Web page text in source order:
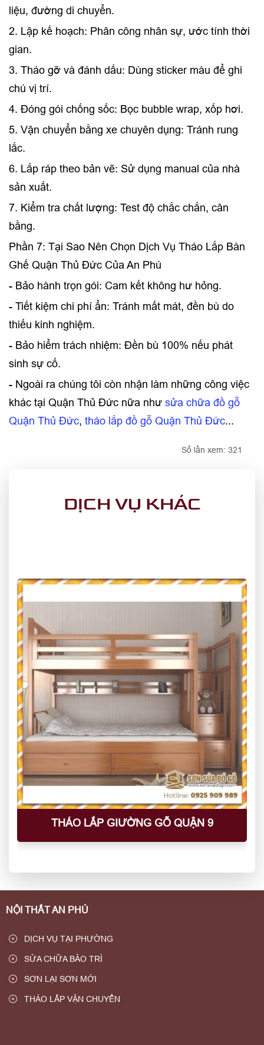
liệu, đường di chuyển.
2. Lập kế hoạch: Phân công nhân sự, ước tính thời
gian.
3. Tháo gỡ và đánh dấu: Dùng sticker màu để ghi
chú vị trí.
4. Đóng gói chống sốc: Bọc bubble wrap, xốp hơi.
5. Vận chuyển bằng xe chuyên dụng: Tránh rung
lắc.
6. Lắp ráp theo bản vẽ: Sử dụng manual của nhà
sản xuất.
7. Kiểm tra chất lượng: Test độ chắc chắn, cân
bằng.
Phần 7: Tại Sao Nên Chọn Dịch Vụ Tháo Lắp Bàn
Ghế Quận Thủ Đức Của An Phú
- Bảo hành trọn gói: Cam kết không hư hỏng.
- Tiết kiệm chi phí ẩn: Tránh mất mát, đền bù do
thiếu kinh nghiệm.
- Bảo hiểm trách nhiệm: Đền bù 100% nếu phát
sinh sự cố.
- Ngoài ra chúng tôi còn nhận làm những công việc
khác tại Quận Thủ Đức nữa như sửa chữa đồ gỗ
Quận Thủ Đức, tháo lắp đồ gỗ Quận Thủ Đức...
Số lần xem: 321
DỊCH VỤ KHÁC
THÁO LẮP GIƯỜNG GỖ QUẬN 9
NỘI THẤT AN PHÚ
DỊCH VỤ TẠI PHƯỜNG
SỬA CHỮA BẢO TRÌ
SƠN LẠI SƠN MỚI
THÁO LẮP VẬN CHUYỂN